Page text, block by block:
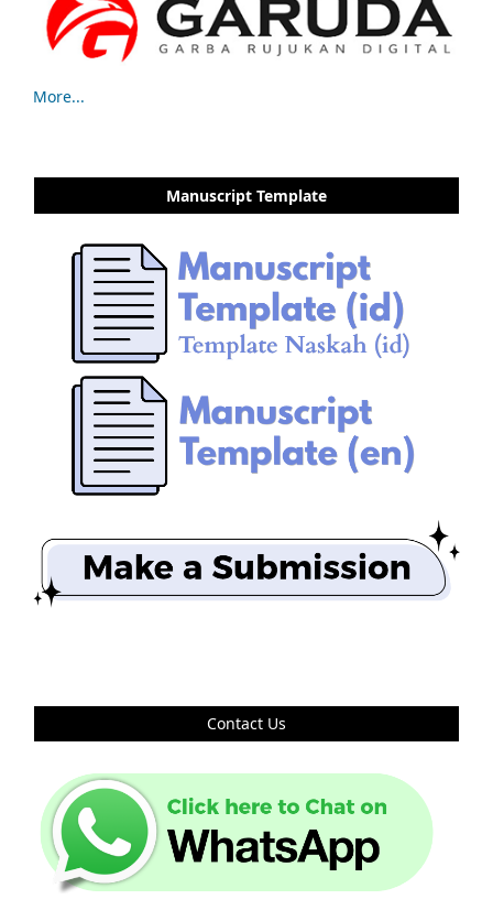
More...
Manuscript Template
Contact Us